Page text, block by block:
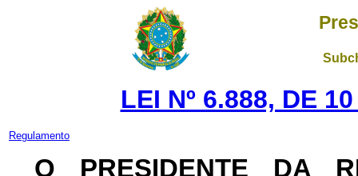
LEI Nº 6.888, DE
Regulamento
O PRESIDENTE DA